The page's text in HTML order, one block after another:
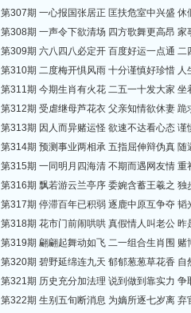
第307期 一心报国张居正 匡扶危室中兴盛
第308期 一声令下欲清场 四方歌舞更高昂
第309期 六八四八必定开 百度好运一点通
第310期 二度梅开惧风雨 十分谨慎好珍惜
第311期 今期生肖有火花 二五一十发大家
第312期 受虐继母芦花衣 父亲知情欲休妻
第313期 因人而异赌运怪 欲速不达看心态
第314期 预测事业两相承 五指屈伸辩伪真
第315期 一同明月四海清 不期而遇网友情
第316期 飘若游云兰亭序 委婉含蓄王羲之
第317期 停滞百年已积弱 逐鹿中原互争夺
第318期 花市门前闹哄哄 真假情人叫老公
第319期 翩翩起舞动如飞 二一组合生肖围
第320期 碧野延绵连九天 郁郁葱葱草花香
第321期 历史充分加法理 说到做到靠实力
第322期 生别五旬断消息 为嫡所逐七岁离